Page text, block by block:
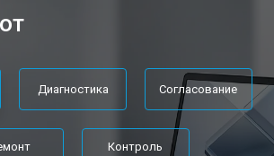
Honor
от 3500 ₽ Заказать
от 2200 ₽ Заказать
Диагностика Согласование
Контроль